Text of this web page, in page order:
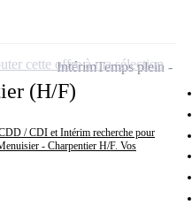
(H/F)
/ CDI et Intérim recherche pour
- Charpentier H/F. Vos
IntérimTemps plein
cette offre à ma sélection